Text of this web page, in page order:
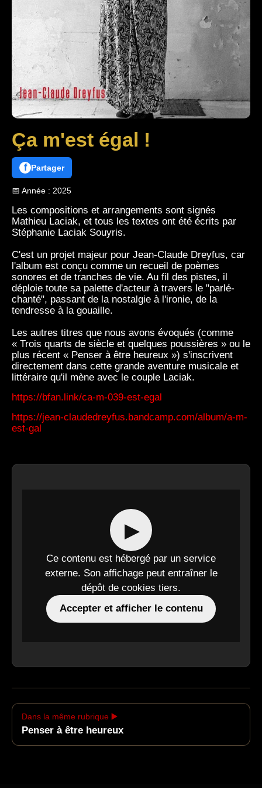
Ça m'est égal !
f Partager
📅 Année : 2025
Les compositions et arrangements sont signés
Mathieu Laciak, et tous les textes ont été écrits par
Stéphanie Laciak Souyris.
C'est un projet majeur pour Jean-Claude Dreyfus, car
l'album est conçu comme un recueil de poèmes
sonores et de tranches de vie. Au fil des pistes, il
déploie toute sa palette d'acteur à travers le "parlé-
chanté", passant de la nostalgie à l'ironie, de la
tendresse à la gouaille.
Les autres titres que nous avons évoqués (comme
« Trois quarts de siècle et quelques poussières » ou le
plus récent « Penser à être heureux ») s'inscrivent
directement dans cette grande aventure musicale et
littéraire qu'il mène avec le couple Laciak.
https://bfan.link/ca-m-039-est-egal
https://jean-claudedreyfus.bandcamp.com/album/a-m-
est-gal
▶
Ce contenu est hébergé par un service
externe. Son affichage peut entraîner le
dépôt de cookies tiers.
Accepter et afficher le contenu
Dans la même rubrique ▶️
Penser à être heureux